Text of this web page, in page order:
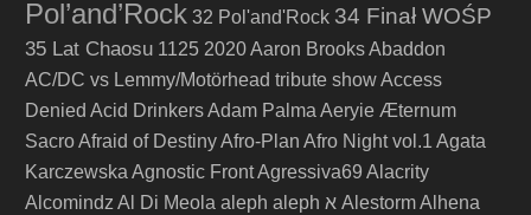
Pol’and’Rock 32 Pol'and'Rock 34 Finał WOŚP
35 Lat Chaosu 1125 2020Aaron BrooksAbaddon
AC/DC vs Lemmy/Motörhead tribute showAccess
Denied Acid DrinkersAdam Palma Aeryie Æternum
SacroAfraid of DestinyAfro-Plan Afro Night vol.1 Agata
Karczewska Agnostic FrontAgressiva69 Alacrity
Alcomindz Al Di Meola aleph aleph א AlestormAlhena